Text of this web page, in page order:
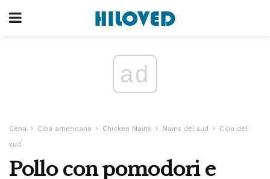
ad
Cena Cibo americano Chicken Mains Mains del sud
Cibo del
sud
Pollo con pomodori e